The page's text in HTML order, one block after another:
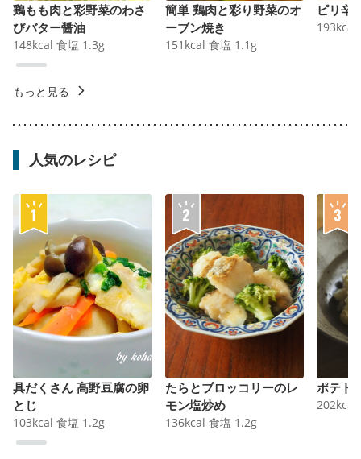
鶏もも肉と彩野菜のわさ
びバター醤油
148kcal 食塩 1.3g
簡単 鶏肉と彩り野菜のオ
ーブン焼き
151 kcal 食塩 1.1 g
ピリ辛
193kcal
もっと見る
人気のレシピ
具だくさん 高野豆腐の卵
とじ
103kcal 食塩 1.2g
たらとブロッコリーのレ
モン塩炒め
136kcal 食塩 1.2g
ポテト
202kcal